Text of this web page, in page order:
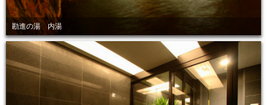
勘進の湯 内湯